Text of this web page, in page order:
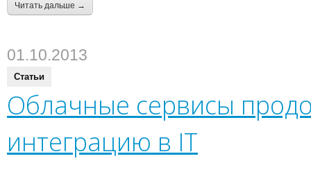
Читать дальше →
01.10.2013
Статьи
Облачные сервисы
интеграцию в IT